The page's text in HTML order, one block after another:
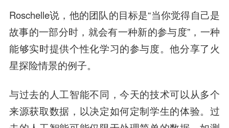
Roschelle说，他的团队的目标是“当你觉得自己是
故事的一部分时，就会有一种新的参与度”，一种
能够实时提供个性化学习的参与度。他分享了火
星探险情景的例子。
与过去的人工智能不同，今天的技术可以从多个
来源获取数据，以决定如何定制学生的体验。过